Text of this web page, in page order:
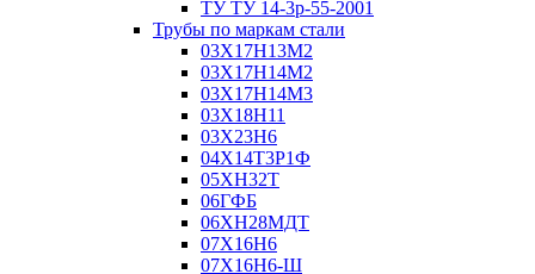
ТУ ТУ 14-3р-55-2001
Трубы по маркам стали
03Х17Н13М2
03Х17Н14М2
03Х17Н14М3
03Х18Н11
03Х23Н6
04Х14Т3Р1Ф
05ХН32Т
06ГФБ
06ХН28МДТ
07Х16Н6
07Х16Н6-Ш